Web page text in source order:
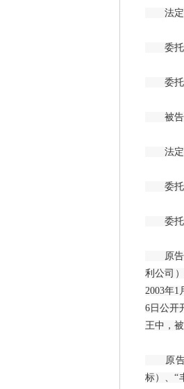
法定代
委托代
委托代
被告北
法定代
委托代
委托代
原告（
利公司
2003年1
6日公开
王中，
原告
标）、“